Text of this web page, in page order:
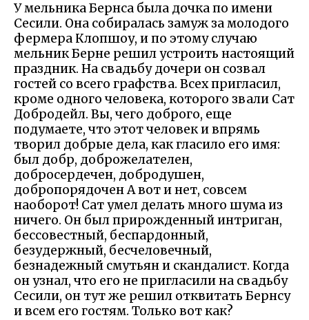
У мельника Бернса была дочка по имени
Сесили. Она собиралась замуж за молодого
фермера Клопшоу, и по этому случаю
мельник Берне решил устроить настоящий
праздник. На свадьбу дочери он созвал
гостей со всего графства. Всех пригласил,
кроме одного человека, которого звали Сат
Добродейл. Вы, чего доброго, еще
подумаете, что этот человек и впрямь
творил добрые дела, как гласило его имя:
был добр, доброжелателен,
добросердечен, добродушен,
добропорядочен А вот и нет, совсем
наоборот! Сат умел делать много шума из
ничего. Он был прирожденный интриган,
бессовестный, беспардонный,
безудержный, бесчеловечный,
безнадежный смутьян и скандалист. Когда
он узнал, что его не пригласили на свадьбу
Сесили, он тут же решил отквитать Бернсу
и всем его гостям. Только вот как?